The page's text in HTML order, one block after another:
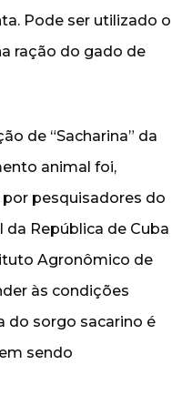
Pode ser utilizado o
ração do gado de
de “Sacharina” da
animal foi,
pesquisadores do
República de Cuba
Agronômico de
às condições
do sorgo sacarino é
sendo